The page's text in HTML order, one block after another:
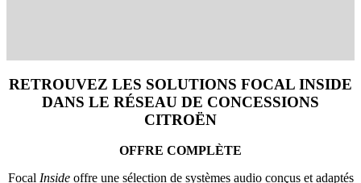
RETROUVEZ LES SOLUTIONS FOCAL INSIDE
DANS LE RÉSEAU DE CONCESSIONS
CITROËN
OFFRE COMPLÈTE
Focal Insideoffre une sélection de systèmes audio conçus et adaptés